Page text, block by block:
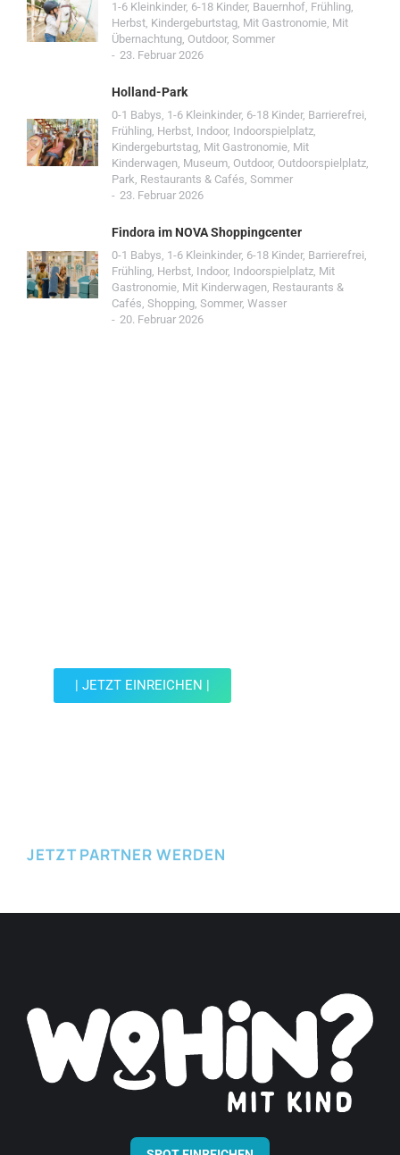
1-6 Kleinkinder, 6-18 Kinder, Bauernhof, Frühling,
Herbst, Kindergeburtstag, Mit Gastronomie, Mit
Übernachtung, Outdoor, Sommer
23. Februar 2026
Holland-Park
0-1 Babys, 1-6 Kleinkinder, 6-18 Kinder, Barrierefrei,
Frühling, Herbst, Indoor, Indoorspielplatz,
Kindergeburtstag, Mit Gastronomie, Mit
Kinderwagen, Museum, Outdoor, Outdoorspielplatz,
Park, Restaurants & Cafés, Sommer
23. Februar 2026
Findora im NOVA Shoppingcenter
0-1 Babys, 1-6 Kleinkinder, 6-18 Kinder, Barrierefrei,
Frühling, Herbst, Indoor, Indoorspielplatz, Mit
Gastronomie, Mit Kinderwagen, Restaurants &
Cafés, Shopping, Sommer, Wasser
20. Februar 2026
| JETZT EINREICHEN |
JETZT PARTNER WERDEN